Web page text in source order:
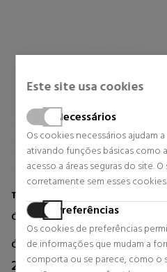
Este site usa cookies
Necessários
Os cookies necessários ajudam
ativando funções básicas como
acesso a áreas seguras do site.
corretamente sem esses cookies.
Preferências
Os cookies de preferências
de informações que mudam a
comporta ou se parece, como o
TOM FORD EYEWEAR
ÓCULOS DE SOL EZRA FT1359
Óculos de sol para homens
237,18 € 35% DTO.